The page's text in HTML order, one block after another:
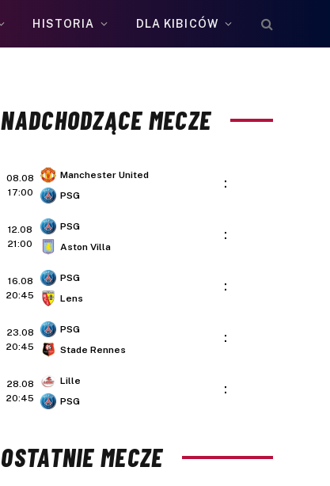
HISTORIA DLA KIBICÓW
NADCHODZĄCE MECZE
08.08
17:00
Manchester United
PSG
:
12.08
21:00
PSG
Aston Villa
:
16.08
20:45
PSG
Lens
:
23.08
20:45
PSG
Stade Rennes
:
28.08
20:45
Lille
PSG
:
OSTATNIE MECZE